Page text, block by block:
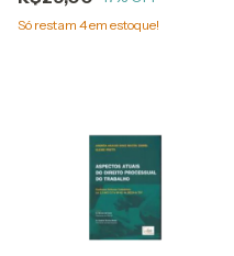
Só restam 4em estoque!